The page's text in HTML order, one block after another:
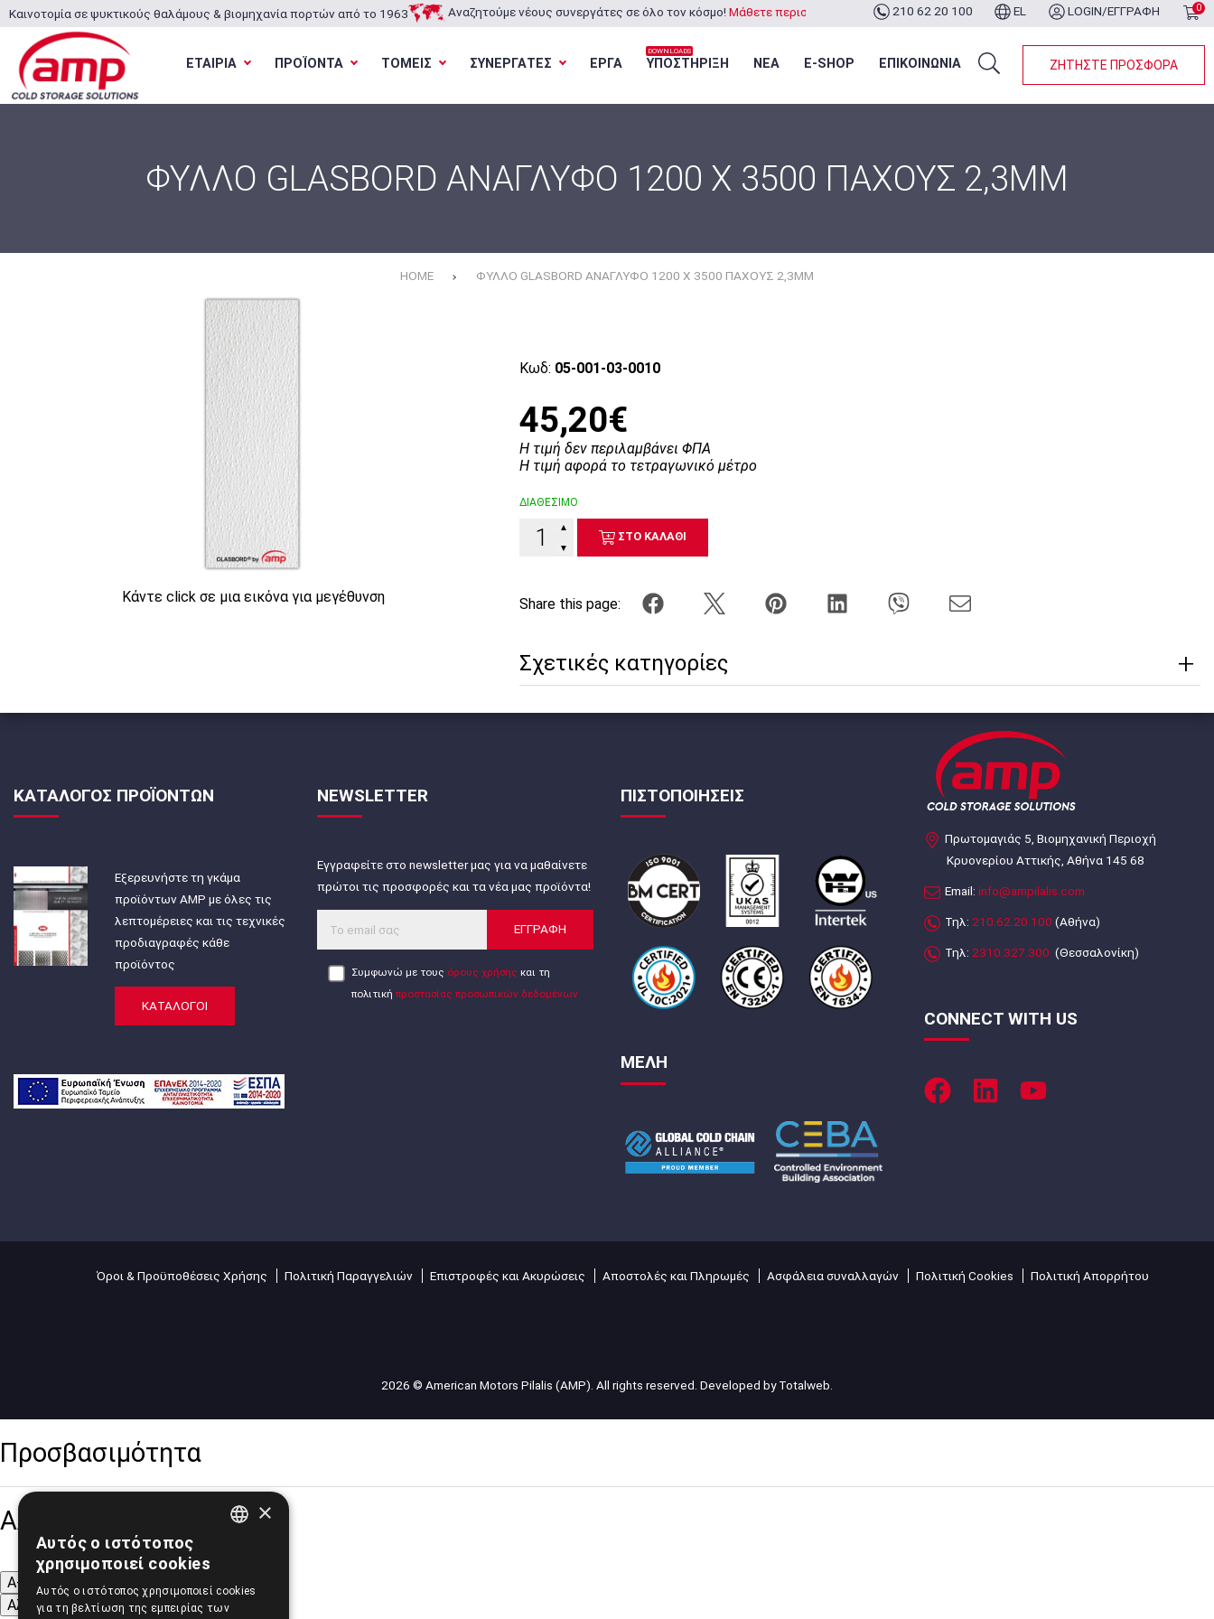
Καινοτομία σε ψυκτικούς θαλάμους & βιομηχανία πορτών από το 1963 Αναζητούμε νέους συνεργάτες σε όλο τον κόσμο! Μάθετε περισσότερα... 210 62 20 100 EL LOGIN/ΕΓΓΡΑΦΗ 0
ΕΤΑΙΡΙΑ ΠΡΟΪΟΝΤΑ ΤΟΜΕΙΣ ΣΥΝΕΡΓΑΤΕΣ ΕΡΓΑ ΥΠΟΣΤΗΡΙΞΗ
DOWNLOADS
ΝΕΑ E-SHOP ΕΠΙΚΟΙΝΩΝΙΑ ΖΗΤΗΣΤΕ ΠΡΟΣΦΟΡΑ
ΦΥΛΛΟ GLASBORD ΑΝΑΓΛΥΦΟ 1200 X 3500 ΠΑΧΟΥΣ 2,3MM
HOME ΦΥΛΛΟ GLASBORD ΑΝΑΓΛΥΦΟ 1200 X 3500 ΠΑΧΟΥΣ 2,3MM
Κάντε click σε μια εικόνα για μεγέθυνση
Κωδ: 05-001-03-0010
45,20€
Η τιμή δεν περιλαμβάνει ΦΠΑ
Η τιμή αφορά το τετραγωνικό μέτρο
ΔΙΑΘΕΣΙΜΟ
▼
▲
ΣΤΟ ΚΑΛΑΘΙ
Share this page:
Σχετικές κατηγορίες
ΚΑΤΑΛΟΓΟΣ ΠΡΟΪΟΝΤΩΝ
Εξερευνήστε τη γκάμα
προϊόντων AMP με όλες τις
λεπτομέρειες και τις τεχνικές
προδιαγραφές κάθε
προϊόντος
ΚΑΤΑΛΟΓΟΙ
NEWSLETTER
Εγγραφείτε στο newsletter μας για να μαθαίνετε
πρώτοι τις προσφορές και τα νέα μας προϊόντα!
ΕΓΓΡΑΦΗ
Συμφωνώ με τους όρους χρήσης και τη
πολιτική προστασίας προσωπικών δεδομένων
ΠΙΣΤΟΠΟΙΗΣΕΙΣ
ΜΕΛΗ
Πρωτομαγιάς 5, Βιομηχανική Περιοχή
Κρυονερίου Αττικής, Αθήνα 145 68
Email: info@ampilalis.com
Τηλ: 210.62.20.100 (Αθήνα)
Τηλ: 2310.327.300 (Θεσσαλονίκη)
CONNECT WITH US
Όροι & Προϋποθέσεις Χρήσης Πολιτική Παραγγελιών Επιστροφές και Ακυρώσεις Αποστολές και Πληρωμές Ασφάλεια συναλλαγών Πολιτική Cookies Πολιτική Απορρήτου
2026 © American Motors Pilalis (AMP). All rights reserved. Developed byTotalweb
Προσβασιμότητα
Αλλαγή Μεγέθους
A-
Αλλαγή Γραμματοσειράς
×
Αυτός ο ιστότοπος
χρησιμοποιεί cookies
Αυτός ο ιστότοπος χρησιμοποιεί cookies
για τη βελτίωση της εμπειρίας των